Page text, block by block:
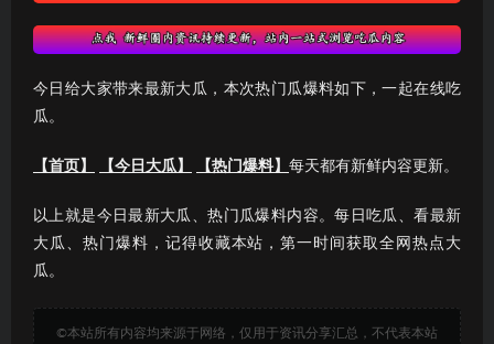
今日给大家带来最新大瓜，本次热门瓜爆料如下，一起在线吃
瓜。
【首页】 【今日大瓜】 【热门爆料】 每天都有新鲜内容更新。
以上就是今日最新大瓜、热门瓜爆料内容。每日吃瓜、看最新
大瓜、热门爆料，记得收藏本站，第一时间获取全网热点大
瓜。
©本站所有内容均来源于网络，仅用于资讯分享汇总，不代表本站